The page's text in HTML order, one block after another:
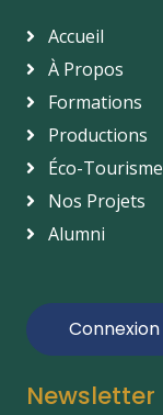
Accueil
À Propos
Formations
Productions
Éco-Tourisme
Nos Projets
Alumni
Connexion
Newsletter